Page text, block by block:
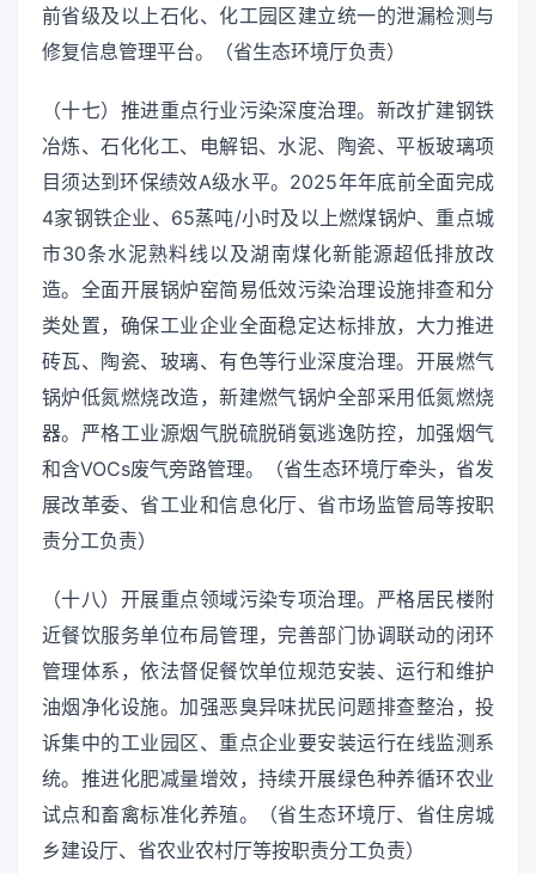
前省级及以上石化、化工园区建立统一的泄漏检测与
修复信息管理平台。（省生态环境厅负责）
（十七）推进重点行业污染深度治理。新改扩建钢铁
冶炼、石化化工、电解铝、水泥、陶瓷、平板玻璃项
目须达到环保绩效A级水平。2025年年底前全面完成
4家钢铁企业、65蒸吨/小时及以上燃煤锅炉、重点城
市30条水泥熟料线以及湖南煤化新能源超低排放改
造。全面开展锅炉窑简易低效污染治理设施排查和分
类处置，确保工业企业全面稳定达标排放，大力推进
砖瓦、陶瓷、玻璃、有色等行业深度治理。开展燃气
锅炉低氮燃烧改造，新建燃气锅炉全部采用低氮燃烧
器。严格工业源烟气脱硫脱硝氨逃逸防控，加强烟气
和含VOCs废气旁路管理。（省生态环境厅牵头，省发
展改革委、省工业和信息化厅、省市场监管局等按职
责分工负责）
（十八）开展重点领域污染专项治理。严格居民楼附
近餐饮服务单位布局管理，完善部门协调联动的闭环
管理体系，依法督促餐饮单位规范安装、运行和维护
油烟净化设施。加强恶臭异味扰民问题排查整治，投
诉集中的工业园区、重点企业要安装运行在线监测系
统。推进化肥减量增效，持续开展绿色种养循环农业
试点和畜禽标准化养殖。（省生态环境厅、省住房城
乡建设厅、省农业农村厅等按职责分工负责）